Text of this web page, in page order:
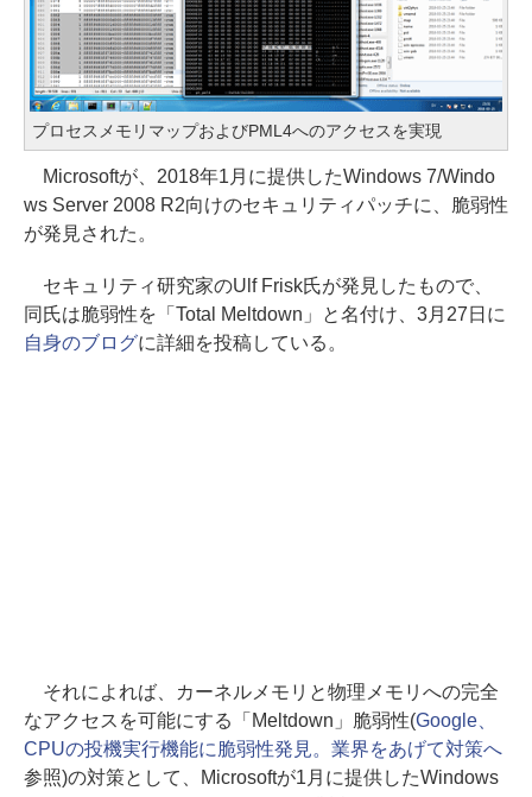
プロセスメモリマップおよびPML4へのアクセスを実現
Microsoftが、2018年1月に提供したWindows 7/Windo
ws Server 2008 R2向けのセキュリティパッチに、脆弱性
が発見された。
セキュリティ研究家のUlf Frisk氏が発見したもので、
同氏は脆弱性を「Total Meltdown」と名付け、3月27日に
自身のブログに詳細を投稿している。
それによれば、カーネルメモリと物理メモリへの完全
なアクセスを可能にする「Meltdown」脆弱性(Google、
CPUの投機実行機能に脆弱性発見。業界をあげて対策へ
参照)の対策として、Microsoftが1月に提供したWindows